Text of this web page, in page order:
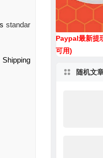
standar
Paypal最新提
可用)
随机文